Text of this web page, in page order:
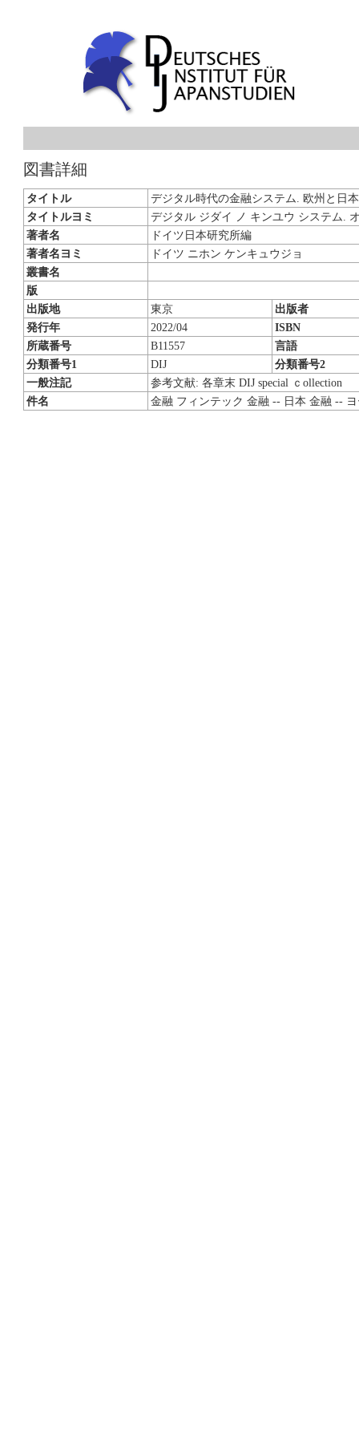
図書詳細
タイトル
デジタル時代の金融システム. 欧州と日
タイトルヨミ
デジタル ジダイ ノ キンユウ システム.
著者名
ドイツ日本研究所編
著者名ヨミ
ドイツ ニホン ケンキュウジョ
叢書名
版
出版地
東京
出版者
発行年
2022/04
ISBN
所蔵番号
B11557
言語
分類番号1
DIJ
分類番号2
一般注記
参考文献: 各章末 DIJ special ｃollection
件名
金融 フィンテック 金融 -- 日本 金融 --